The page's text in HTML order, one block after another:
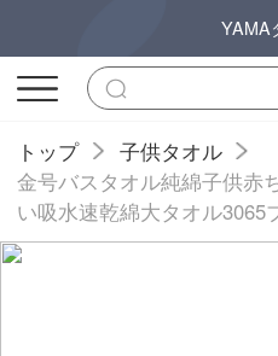
YAMA
トップ
子供タオル
金号バスタオル純綿子供赤
い吸水速乾綿大タオル3065